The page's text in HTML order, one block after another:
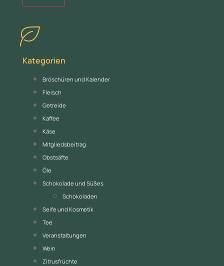
Kategorien
Bröschüren und Kalender
Fleisch
Getreide
Kaffee
Käse
Mitgliedsbeitrag
Obstsäfte
Öle
Schokolade und Süßes
Schokoladen
Seife und Kosmetik
Tee
Veranstaltungen
Wein
Zitrusfrüchte